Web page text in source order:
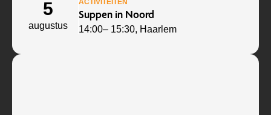
5
augustus
ACTIVITEITEN
Suppen in Noord
14:00– 15:30, Haarlem